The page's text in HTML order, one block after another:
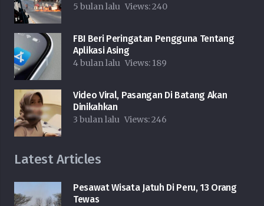
5 bulan lalu Views:240
FBI Beri Peringatan Pengguna Tentang
Aplikasi Asing
4 bulan lalu Views: 189
Video Viral, Pasangan Di Batang Akan
Dinikahkan
3 bulan lalu Views:246
Latest Articles
Pesawat Wisata Jatuh Di Peru, 13 Orang
Tewas